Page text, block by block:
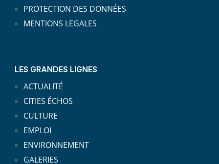
PROTECTION DES DONNÉES
MENTIONS LEGALES
LES GRANDES LIGNES
ACTUALITÉ
CITIES ÉCHOS
CULTURE
EMPLOI
ENVIRONNEMENT
GALERIES